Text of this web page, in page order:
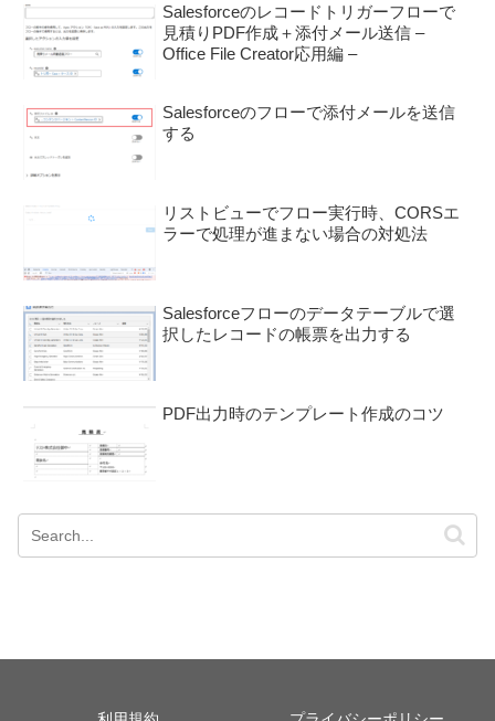
Salesforceのレコードトリガーフローで
見積りPDF作成＋添付メール送信 –
Office File Creator応用編 –
Salesforceのフローで添付メールを送信
する
リストビューでフロー実行時、CORSエ
ラーで処理が進まない場合の対処法
Salesforceフローのデータテーブルで選
択したレコードの帳票を出力する
PDF出力時のテンプレート作成のコツ